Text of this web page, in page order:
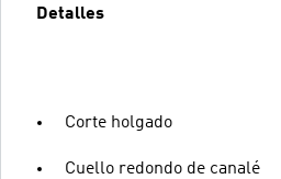
Detalles
Corte holgado
Cuello redondo de canalé